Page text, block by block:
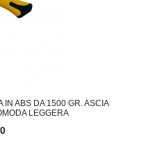
IN ABS DA 1500 GR. ASCIA
LEGGERA